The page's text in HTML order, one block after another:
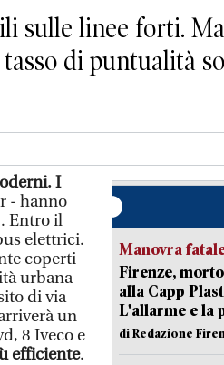
sulle linee forti.
di puntualità
I
- hanno
Entro il
elettrici.
coperti
urbana
di via
un
8 Iveco e
efficiente.
Manovra
Firenze,
alla Capp
L'allarme e la
di Redazione